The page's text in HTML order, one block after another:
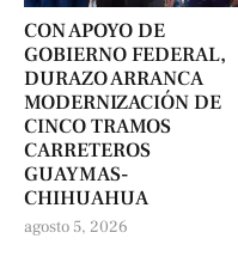
CON APOYO DE
GOBIERNO FEDERAL,
DURAZO ARRANCA
MODERNIZACIÓN DE
CINCO TRAMOS
CARRETEROS
GUAYMAS-
CHIHUAHUA
agosto 5, 2026